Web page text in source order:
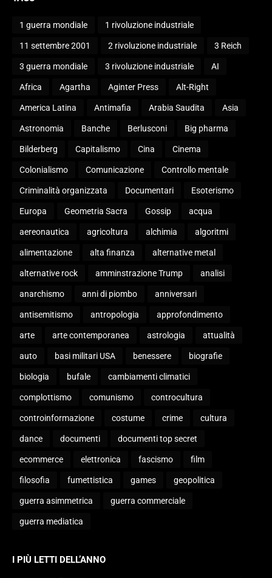
1 guerra mondiale 1 rivoluzione industriale
11 settembre 2001 2 rivoluzione industriale 3 Reich
3 guerra mondiale 3 rivoluzione industriale AI
Africa Agartha Aginter Press Alt-Right
America Latina Antimafia Arabia Saudita Asia
Astronomia Banche Berlusconi Big pharma
Bilderberg Capitalismo Cina Cinema
Colonialismo Comunicazione Controllo mentale
Criminalità organizzata Documentari Esoterismo
Europa Geometria Sacra Gossip acqua
aereonautica agricoltura alchimia algoritmi
alimentazione alta finanza alternative metal
alternative rock amminstrazione Trump analisi
anarchismo anni di piombo anniversari
antisemitismo antropologia approfondimento
arte arte contemporanea astrologia attualità
auto basi militari USA benessere biografie
biologia bufale cambiamenti climatici
complottismo comunismo controcultura
controinformazione costume crime cultura
dance documenti documenti top secret
ecommerce elettronica fascismo film
filosofia fumettistica games geopolitica
guerra asimmetrica guerra commerciale
guerra mediatica
I PIÙ LETTI DELL’ANNO